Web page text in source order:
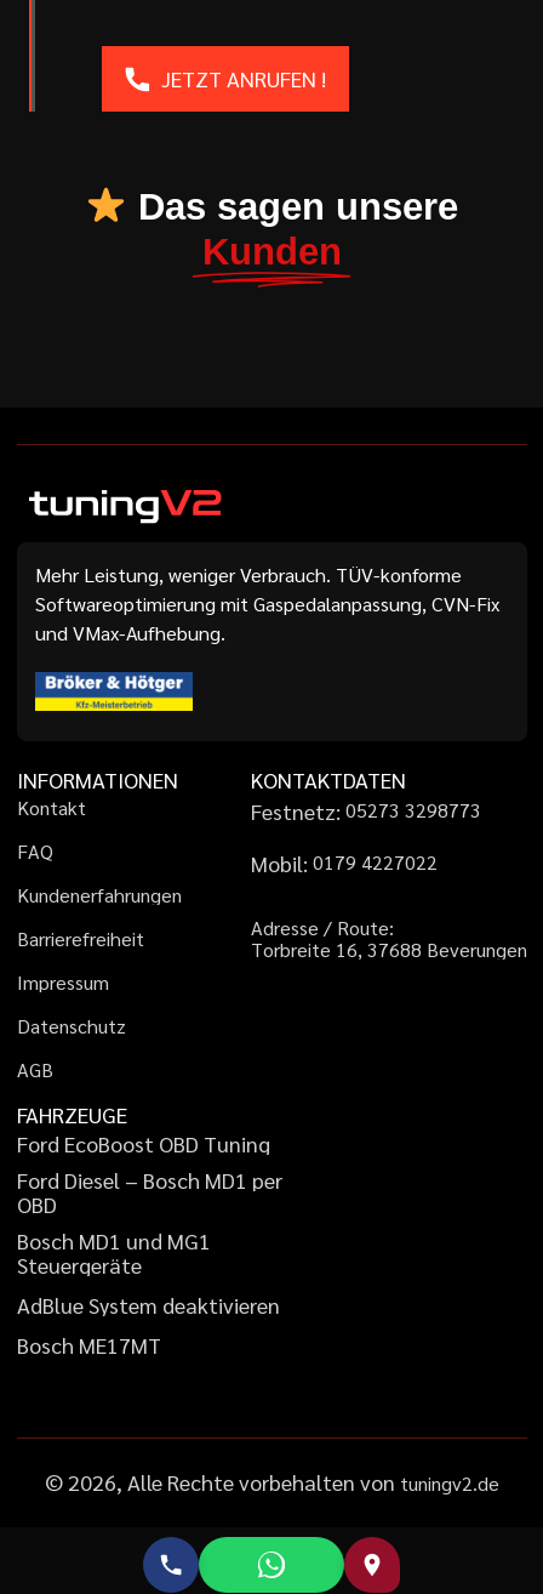
JETZT ANRUFEN !
Das sagen unsere
Kunden
Mehr Leistung, weniger Verbrauch. TÜV-konforme
Softwareoptimierung mit Gaspedalanpassung, CVN-Fix
und VMax-Aufhebung.
INFORMATIONEN
Kontakt
FAQ
Kundenerfahrungen
Barrierefreiheit
Impressum
Datenschutz
AGB
KONTAKTDATEN
Festnetz: 05273 3298773
Mobil: 01 79 4227022
Adresse / Route:
Torbreite 16, 37688 Beverungen
FAHRZEUGE
Ford EcoBoost OBD Tuning
Ford Diesel – Bosch MD1 per
OBD
Bosch MD1 und MG1
Steuergeräte
AdBlueSystem deaktivieren
Bosch ME17MT
© 2026, Alle Rechte vorbehalten von tuningv2.de